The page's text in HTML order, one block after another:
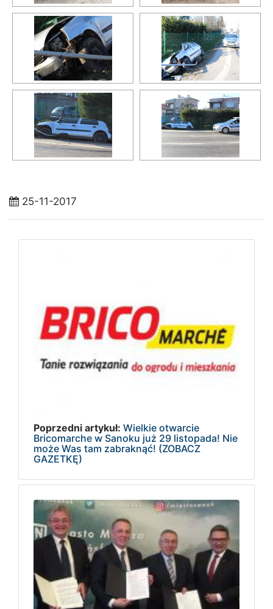
25-11-2017
Poprzedni artykuł: Wielkie otwarcie
Bricomarche w Sanoku już 29 listopada! Nie
może Was tam zabraknąć! (ZOBACZ
GAZETKĘ)